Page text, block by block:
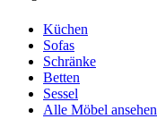
Küchen
Sofas
Schränke
Betten
Sessel
Alle Möbel ansehen